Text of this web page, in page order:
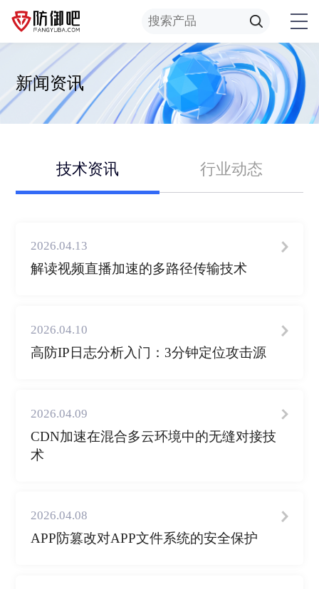
新闻资讯
技术资讯 行业动态
2026.04.13
解读视频直播加速的多路径传输技术
2026.04.10
高防IP日志分析入门：3分钟定位攻击源
2026.04.09
CDN加速在混合多云环境中的无缝对接技
术
2026.04.08
APP防篡改对APP文件系统的安全保护